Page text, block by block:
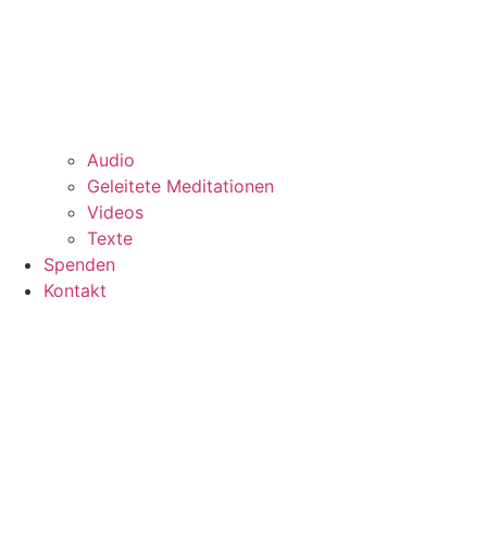
Audio
Geleitete Meditationen
Videos
Texte
Spenden
Kontakt